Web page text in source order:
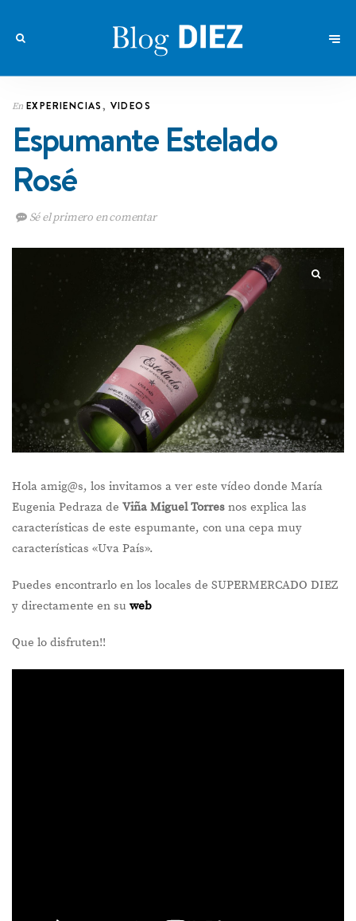
En EXPERIENCIAS, VIDEOS
Espumante Estelado
Rosé
Sé el primero en comentar
Hola amig@s, los invitamos a ver este vídeo donde María
Eugenia Pedraza de Viña Miguel Torres nos explica las
características de este espumante, con una cepa muy
características «Uva País».
Puedes encontrarlo en los locales de SUPERMERCADO DIEZ
y directamente en su web
Que lo disfruten!!